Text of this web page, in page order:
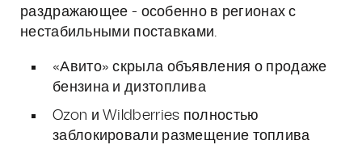
раздражающее - особенно в регионах с
нестабильными поставками.
«Авито» скрыла объявления о продаже
бензина и дизтоплива
Ozon и Wildberries полностью
заблокировали размещение топлива